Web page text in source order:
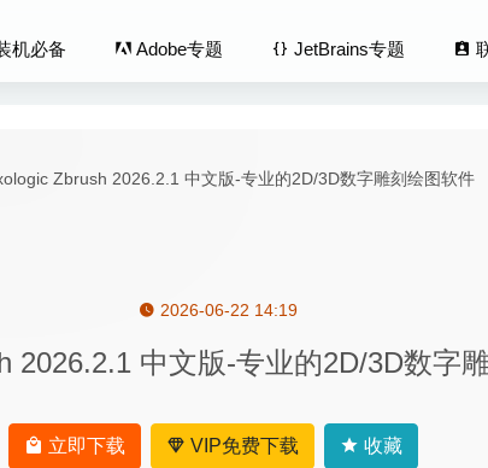
机必备 Adobe专题 JetBrains专题
2026-06-22 14:19
2026.2.1 中文版-专业的2D/3D数字
立即下载 VIP免费下载 收藏
高效离线视频和图像压缩工具 2026-06-09
20.1.228 中文版-草图大师专业3D建模软件